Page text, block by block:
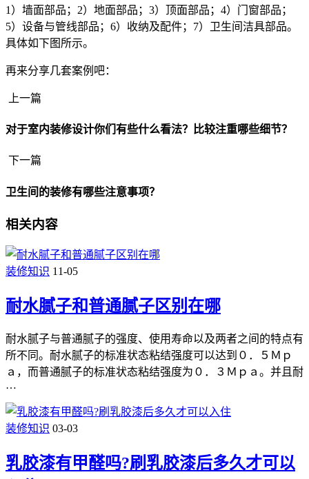
1）墙面部品；2）地面部品；3）顶面部品；4）门窗部品；
5）设备与管线部品；6）收纳及配件；7）卫生间洁具部品。
具体如下图所示。
再来分享几套案例吧：
上一篇
对于室内装修设计你们有些什么看法？比较注重哪些细节？
下一篇
卫生间的装修有哪些注意事项？
相关内容
装修知识 11-05
耐水腻子和普通腻子区别在哪
耐水腻子与普通腻子的强度、使用寿命以及两者之间的特点有
所不同。耐水腻子的标准状态粘结强度可以达到０．５Ｍｐ
ａ，而普通腻子的标准状态粘结强度为０．３Ｍｐａ。并且耐
…
装修知识 03-03
乳胶漆有甲醛吗?刷乳胶漆后多久才可以